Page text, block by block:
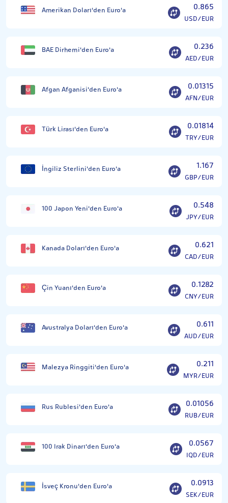
Amerikan Doları'den Euro'a 0.865
USD/EUR
BAE Dirhemi'den Euro'a 0.236
AED/EUR
Afgan Afganisi'den Euro'a 0.01315
AFN/EUR
Türk Lirası'den Euro'a 0.01814
TRY/EUR
İngiliz Sterlini'den Euro'a 1.167
GBP/EUR
100 Japon Yeni'den Euro'a 0.548
JPY/EUR
Kanada Doları'den Euro'a 0.621
CAD/EUR
Çin Yuanı'den Euro'a 0.1282
CNY/EUR
Avustralya Doları'den Euro'a 0.611
AUD/EUR
Malezya Ringgiti'den Euro'a 0.211
MYR/EUR
Rus Rublesi'den Euro'a 0.01056
RUB/EUR
100 Irak Dinarı'den Euro'a 0.0567
IQD/EUR
İsveç Kronu'den Euro'a 0.0913
SEK/EUR